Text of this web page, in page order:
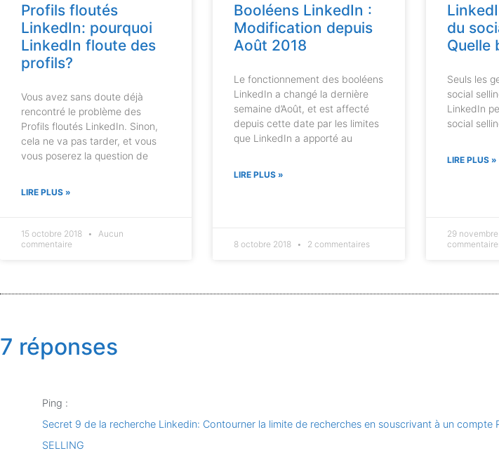
Profils floutés
LinkedIn: pourquoi
LinkedIn floute des
profils?
Vous avez sans doute déjà
rencontré le problème des
Profils floutés LinkedIn. Sinon,
cela ne va pas tarder, et vous
vous poserez la question de
LIRE PLUS »
15 octobre 2018
Aucun
commentaire
Booléens LinkedIn :
Modification depuis
Août 2018
Le fonctionnement des booléens
LinkedIn a changé la dernière
semaine d’Août, et est affecté
depuis cette date par les limites
que LinkedIn a apporté au
LIRE PLUS »
8 octobre 2018 2 commentaires
du
Quelle
Seuls les
social
LinkedIn
social
LIRE PLUS »
29 novembre
7 réponses
Ping :
Secret 9 de la recherche Linkedin: Contourner la limite de recherches en souscrivant à un compte
SELLING